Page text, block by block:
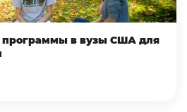
программы в вузы США для